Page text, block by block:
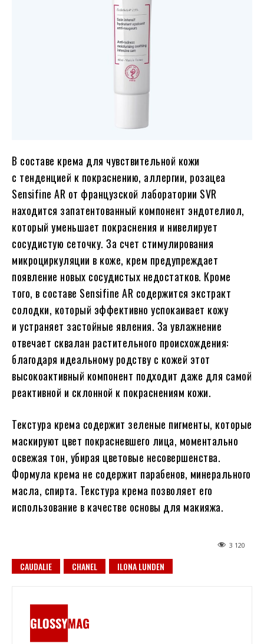
В составе крема для чувствительной кожи
с тенденцией к покраснению, аллергии, розацеа
Sensifine AR от французской лаборатории SVR
находится запатентованный компонент эндотелиол,
который уменьшает покраснения и нивелирует
сосудистую сеточку. За счет стимулирования
микроциркуляции в коже, крем предупреждает
появление новых сосудистых недостатков. Кроме
того, в составе Sensifine AR содержится экстракт
солодки, который эффективно успокаивает кожу
и устраняет застойные явления. За увлажнение
отвечает сквалан растительного происхождения:
благодаря идеальному родству с кожей этот
высокоактивный компонент подходит даже для самой
реактивной и склонной к покраснениям кожи.
Текстура крема содержит зеленые пигменты, которые
маскируют цвет покрасневшего лица, моментально
освежая тон, убирая цветовые несовершенства.
Формула крема не содержит парабенов, минерального
масла, спирта. Текстура крема позволяет его
использование в качестве основы для макияжа.
3 120
CAUDALIE CHANEL ILONA LUNDEN